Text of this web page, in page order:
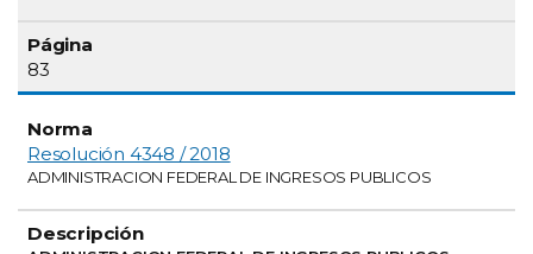
83
Resolución 4348 / 2018
ADMINISTRACION FEDERAL DE INGRESOS PUBLICOS